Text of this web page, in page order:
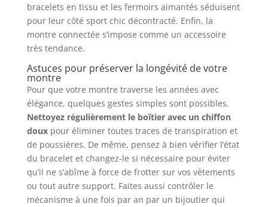
bracelets en tissu et les fermoirs aimantés séduisent
pour leur côté sport chic décontracté. Enfin, la
montre connectée s’impose comme un accessoire
très tendance.
Astuces pour préserver la longévité de votre
montre
Pour que votre montre traverse les années avec
élégance, quelques gestes simples sont possibles.
Nettoyez régulièrement le boîtier avec un chiffon
douxpour éliminer toutes traces de transpiration et
de poussières. De même, pensez à bien vérifier l’état
du bracelet et changez-le si nécessaire pour éviter
qu’il ne s’abîme à force de frotter sur vos vêtements
ou tout autre support. Faites aussi contrôler le
mécanisme à une fois par an par un bijoutier qui